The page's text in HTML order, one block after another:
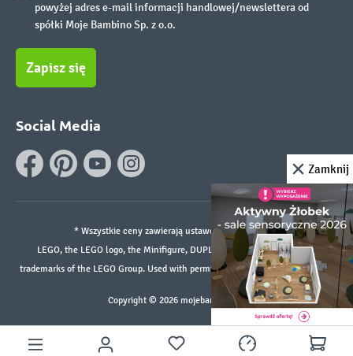
powyżej adres e-mail informacji handlowej/newslettera od
spółki Moje Bambino Sp. z o.o.
Zapisz się
Social Media
* Wszystkie ceny zawierają ustawowy podatek VAT.
LEGO, the LEGO logo, the Minifigure, DUPLO, and the SPIKE logo are
trademarks of the LEGO Group. Used with permission. ©2026 The LEGO Group
Copyright © 2026 mojebambino.pl
Zamknij